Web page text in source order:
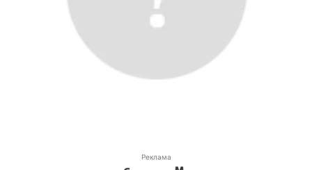
Реклама